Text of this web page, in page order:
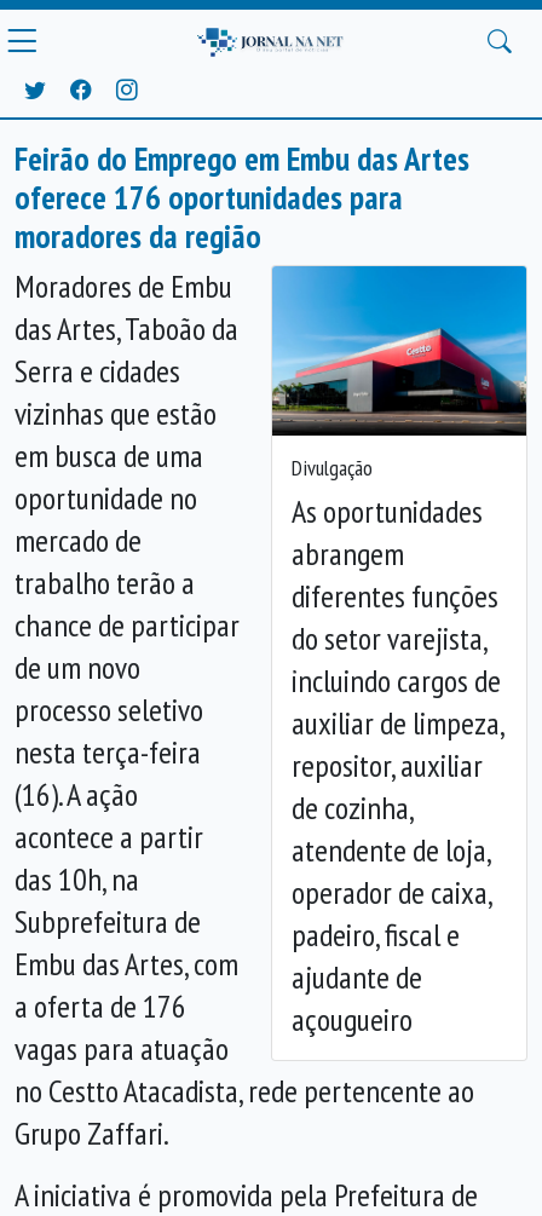
Feirão do Emprego em Embu das Artes
oferece 176 oportunidades para
moradores da região
Divulgação
As oportunidades
abrangem
diferentes funções
do setor varejista,
incluindo cargos de
auxiliar de limpeza,
repositor, auxiliar
de cozinha,
atendente de loja,
operador de caixa,
padeiro, fiscal e
ajudante de
açougueiro
Anterior
Moradores de Embu
das Artes, Taboão da
Serra e cidades
vizinhas que estão
em busca de uma
oportunidade no
mercado de
trabalho terão a
chance de participar
de um novo
processo seletivo
nesta terça-feira
(16). A ação
acontece a partir
das 10h, na
Subprefeitura de
Embu das Artes, com
a oferta de 176
vagas para atuação
no Cestto Atacadista, rede pertencente ao
Grupo Zaffari.
A iniciativa é promovida pela Prefeitura de